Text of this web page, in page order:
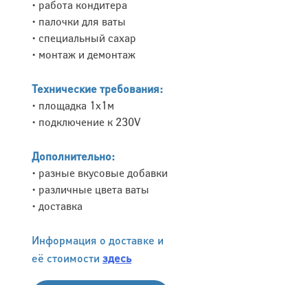
• работа кондитера
• палочки для ваты
• специальный сахар
• монтаж и демонтаж
Технические требования:
• площадка 1х1м
• подключение к 230V
Дополнительно:
• разные вкусовые добавки
• различные цвета ваты
• доставка
Информация о доставке и
её стоимости здесь